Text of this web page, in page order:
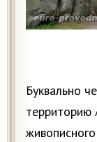
Буквально
территорию